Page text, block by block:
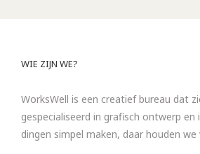
WIE ZIJN WE?
WorksWell is een creatief bureau dat
gespecialiseerd in grafisch ontwerp
dingen simpel maken, daar houden we